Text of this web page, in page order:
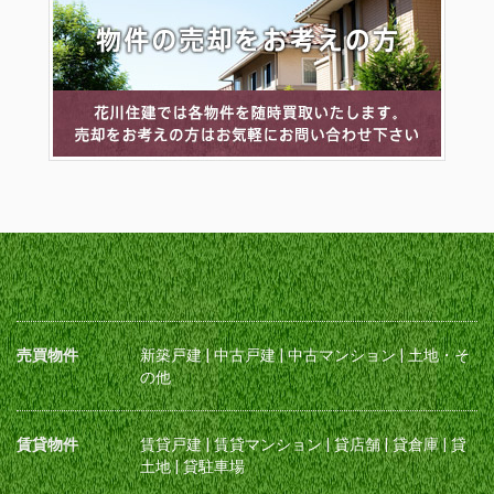
売買物件 新築戸建|中古戸建|中古マンション|土地・そ
の他
賃貸物件 賃貸戸建|賃貸マンション|貸店舗|貸倉庫|貸
土地|貸駐車場